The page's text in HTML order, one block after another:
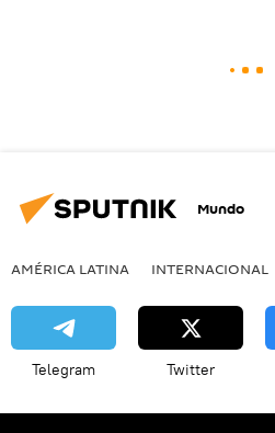
Mundo
AMÉRICA LATINA INTERNACIONAL
Telegram Twitter